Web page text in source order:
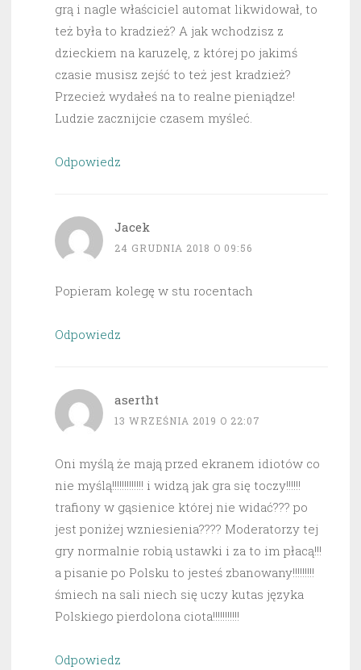
grą i nagle właściciel automat likwidował, to
też była to kradzież? A jak wchodzisz z
dzieckiem na karuzelę, z której po jakimś
czasie musisz zejść to też jest kradzież?
Przecież wydałeś na to realne pieniądze!
Ludzie zacznijcie czasem myśleć.
Odpowiedz
Jacek
24 GRUDNIA 2018 O 09:56
Popieram kolegę w stu rocentach
Odpowiedz
asertht
13 WRZEŚNIA 2019 O 22:07
Oni myślą że mają przed ekranem idiotów co
nie myślą!!!!!!!!!!!!! i widzą jak gra się toczy!!!!!!
trafiony w gąsienice której nie widać??? po
jest poniżej wzniesienia???? Moderatorzy tej
gry normalnie robią ustawki i za to im płacą!!!
a pisanie po Polsku to jesteś zbanowany!!!!!!!!!
śmiech na sali niech się uczy kutas języka
Polskiego pierdolona ciota!!!!!!!!!!!
Odpowiedz